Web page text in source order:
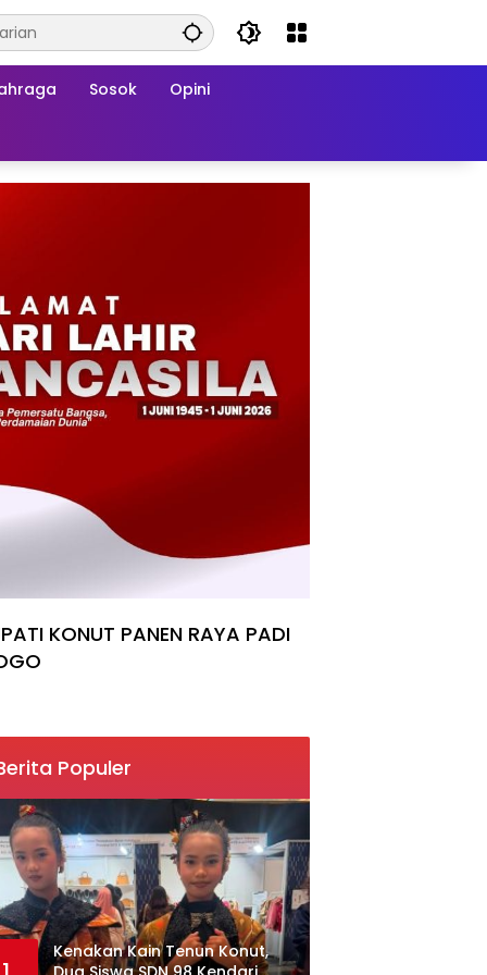
Sosok Opini
KONUT PANEN RAYA PADI
Populer
‎Kenakan Kain Tenun Konut,